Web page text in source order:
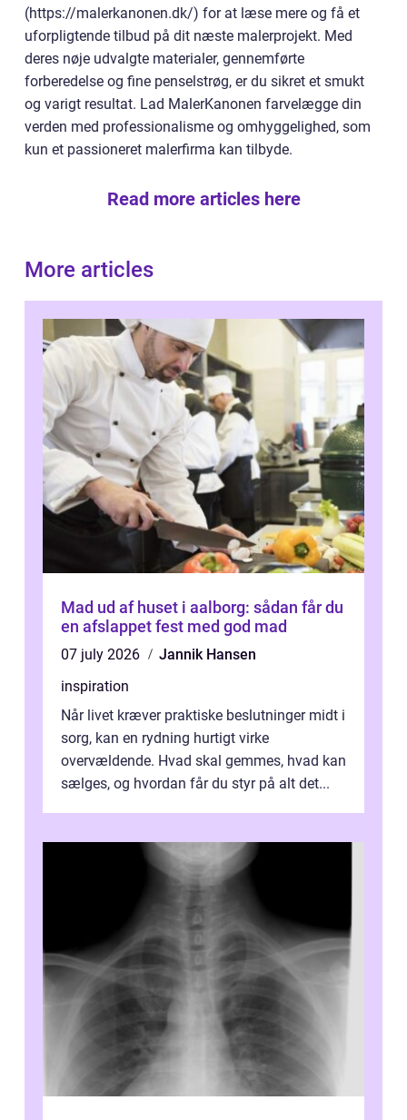
(https://malerkanonen.dk/) for at læse mere og få et
uforpligtende tilbud på dit næste malerprojekt. Med
deres nøje udvalgte materialer, gennemførte
forberedelse og fine penselstrøg, er du sikret et smukt
og varigt resultat. Lad MalerKanonen farvelægge din
verden med professionalisme og omhyggelighed, som
kun et passioneret malerfirma kan tilbyde.
Read more articles here
More articles
Mad ud af huset i aalborg: sådan får du
en afslappet fest med god mad
07 july 2026
Jannik Hansen
inspiration
Når livet kræver praktiske beslutninger midt i
sorg, kan en rydning hurtigt virke
overvældende. Hvad skal gemmes, hvad kan
sælges, og hvordan får du styr på alt det...